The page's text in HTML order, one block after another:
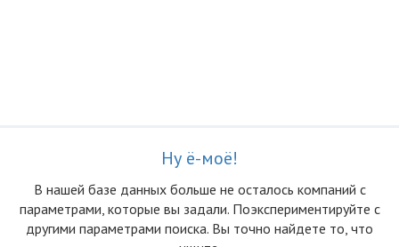
Ну ё-моё!
В нашей базе данных больше не осталоcь компаний с
параметрами, которые вы задали. Поэкспериментируйте с
другими параметрами поиска. Вы точно найдете то, что